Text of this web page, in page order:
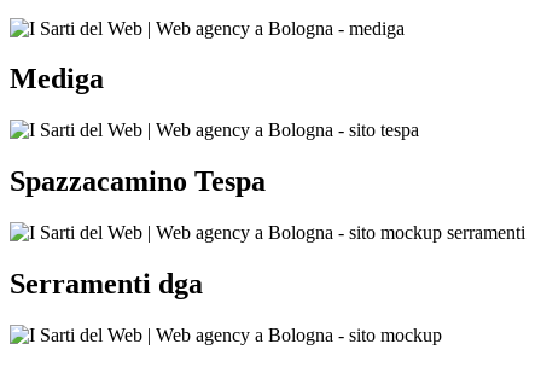
Mediga
Spazzacamino Tespa
Serramenti dga